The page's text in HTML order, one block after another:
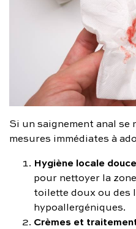
Si un saignement anal
mesures immédiates à
Hygiène locale douce
pour nettoyer la
toilette doux ou des
hypoallergéniques.
Crèmes et